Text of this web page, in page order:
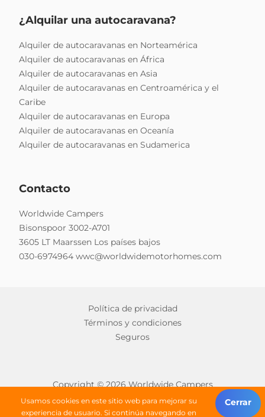
Usamos cookies en este sitio web para mejorar su
experiencia de usuario. Si continúa navegando en
Cerrar
¿Alquilar una autocaravana?
Alquiler de autocaravanas en Norteamérica
Alquiler de autocaravanas en África
Alquiler de autocaravanas en Asia
Alquiler de autocaravanas en Centroamérica y el
Caribe
Alquiler de autocaravanas en Europa
Alquiler de autocaravanas en Oceanía
Alquiler de autocaravanas en Sudamerica
Contacto
Worldwide Campers
Bisonspoor 3002-A701
3605 LT Maarssen Los países bajos
030-6974964 wwc@worldwidemotorhomes.com
Política de privacidad
Términos y condiciones
Seguros
Copyright © 2026 Worldwide Campers
Todos los derechos reservados